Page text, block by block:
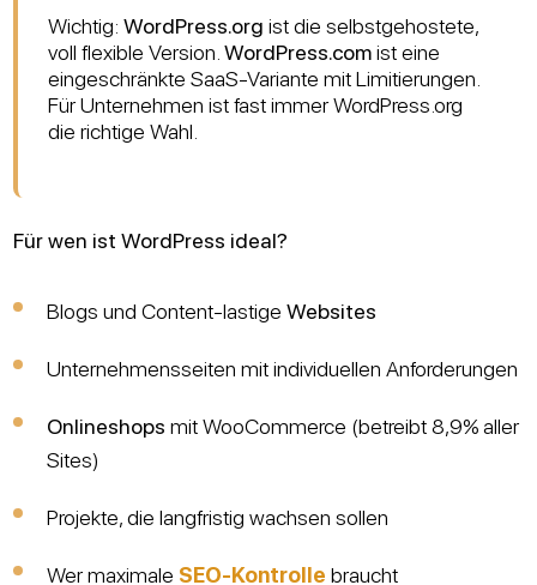
Wichtig:WordPress.org ist die selbstgehostete,
voll flexible Version.WordPress.comist eine
eingeschränkte SaaS-Variante mit Limitierungen.
Für Unternehmen ist fast immer WordPress.org
die richtige Wahl.
Für wen ist WordPress ideal?
Blogs und Content-lastigeWebsites
Unternehmensseiten mit individuellen Anforderungen
Onlineshops mit WooCommerce (betreibt 8,9% aller
Sites)
Projekte, die langfristig wachsen sollen
Wer maximale SEO-Kontrolle braucht